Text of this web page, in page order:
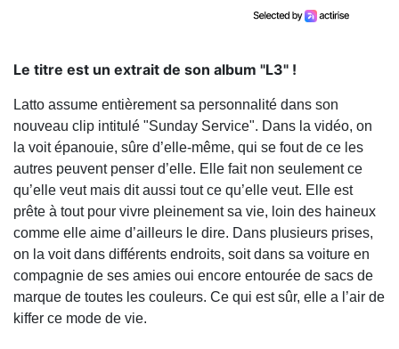
Le titre est un extrait de son album "L3" !
Latto assume entièrement sa personnalité dans son
nouveau clip intitulé "Sunday Service". Dans la vidéo, on
la voit épanouie, sûre d’elle-même, qui se fout de ce les
autres peuvent penser d’elle. Elle fait non seulement ce
qu’elle veut mais dit aussi tout ce qu’elle veut. Elle est
prête à tout pour vivre pleinement sa vie, loin des haineux
comme elle aime d’ailleurs le dire. Dans plusieurs prises,
on la voit dans différents endroits, soit dans sa voiture en
compagnie de ses amies oui encore entourée de sacs de
marque de toutes les couleurs. Ce qui est sûr, elle a l’air de
kiffer ce mode de vie.